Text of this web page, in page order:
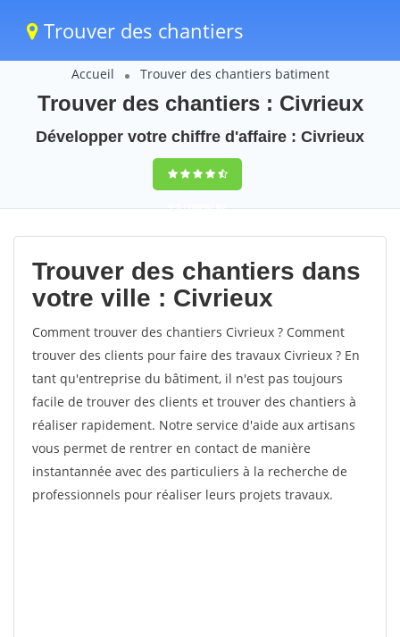
Trouver des chantiers
Accueil Trouver des chantiers batiment
Trouver des chantiers : Civrieux
Développer votre chiffre d'affaire : Civrieux
9,5(100%)62
votes
Trouver des chantiers dans
votre ville : Civrieux
Comment trouver des chantiers Civrieux ? Comment
trouver des clients pour faire des travaux Civrieux ? En
tant qu'entreprise du bâtiment, il n'est pas toujours
facile de trouver des clients et trouver des chantiers à
réaliser rapidement. Notre service d'aide aux artisans
vous permet de rentrer en contact de manière
instantannée avec des particuliers à la recherche de
professionnels pour réaliser leurs projets travaux.